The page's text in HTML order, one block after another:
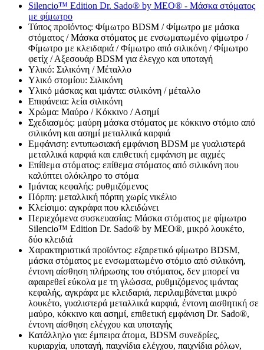
Silencio™ Edition Dr. Sado® by MEO® - Μάσκα στόματος
με φίμωτρο
Τύπος προϊόντος: Φίμωτρο BDSM / Φίμωτρο με μάσκα
στόματος / Μάσκα στόματος με ενσωματωμένο φίμωτρο /
Φίμωτρο με κλειδαριά / Φίμωτρο από σιλικόνη / Φίμωτρο
φετίχ / Αξεσουάρ BDSM για έλεγχο και υποταγή
Υλικό: Σιλικόνη / Μέταλλο
Υλικό στομίου: Σιλικόνη
Υλικό μάσκας και ιμάντα: σιλικόνη / μέταλλο
Επιφάνεια: λεία σιλικόνη
Χρώμα: Μαύρο / Κόκκινο / Ασημί
Σχεδιασμός: μαύρη μάσκα στόματος με κόκκινο στόμιο από
σιλικόνη και ασημί μεταλλικά καρφιά
Εμφάνιση: εντυπωσιακή εμφάνιση BDSM με γυαλιστερά
μεταλλικά καρφιά και επιθετική εμφάνιση με αιχμές
Επίθεμα στόματος: επίθεμα στόματος από σιλικόνη που
καλύπτει ολόκληρο το στόμα
Ιμάντας κεφαλής: ρυθμιζόμενος
Πόρπη: μεταλλική πόρπη χωρίς νικέλιο
Κλείσιμο: αγκράφα που κλειδώνει
Περιεχόμενα συσκευασίας: Μάσκα στόματος με φίμωτρο
Silencio™ Edition Dr. Sado® by MEO®, μικρό λουκέτο,
δύο κλειδιά
Χαρακτηριστικά προϊόντος: εξαιρετικό φίμωτρο BDSM,
μάσκα στόματος με ενσωματωμένο στόμιο από σιλικόνη,
έντονη αίσθηση πλήρωσης του στόματος, δεν μπορεί να
αφαιρεθεί εύκολα με τη γλώσσα, ρυθμιζόμενος ιμάντας
κεφαλής, αγκράφα με κλειδαριά, περιλαμβάνεται μικρό
λουκέτο, γυαλιστερά μεταλλικά καρφιά, έντονη αισθητική σε
μαύρο, κόκκινο και ασημί, επιθετική εμφάνιση Dr. Sado®,
έντονη αίσθηση ελέγχου και υποταγής
Κατάλληλο για: έμπειρα άτομα, BDSM συνεδρίες,
κυριαρχία, υποταγή, παιχνίδια ελέγχου, παιχνίδια ρόλων,